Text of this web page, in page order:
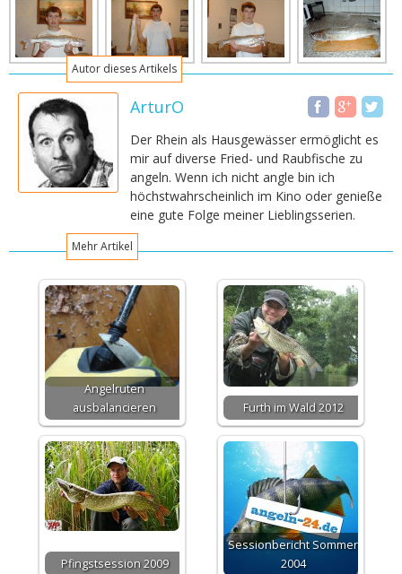
Autor dieses Artikels
ArturO
Der Rhein als Hausgewässer ermöglicht es
mir auf diverse Fried- und Raubfische zu
angeln. Wenn ich nicht angle bin ich
höchstwahrscheinlich im Kino oder genieße
eine gute Folge meiner Lieblingsserien.
Mehr Artikel
Angelruten
ausbalancieren
Furth im Wald 2012
Pfingstsession 2009
Sessionbericht Sommer
2004